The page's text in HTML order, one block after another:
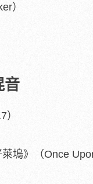
）
音
）
萊塢》（Once